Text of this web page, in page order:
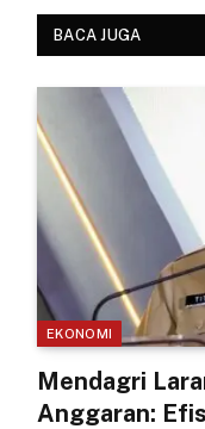
BACA JUGA
EKONOMI
Mendagri
Anggaran: